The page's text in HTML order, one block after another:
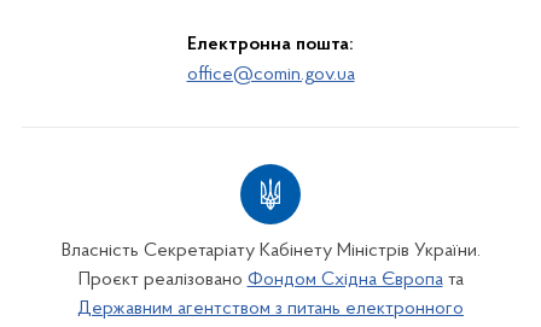
Електронна пошта:
office@comin.gov.ua
Власність Секретаріату Кабінету Міністрів України.
Проєкт реалізовано Фондом Східна Європата
Державним агентством з питань електронного